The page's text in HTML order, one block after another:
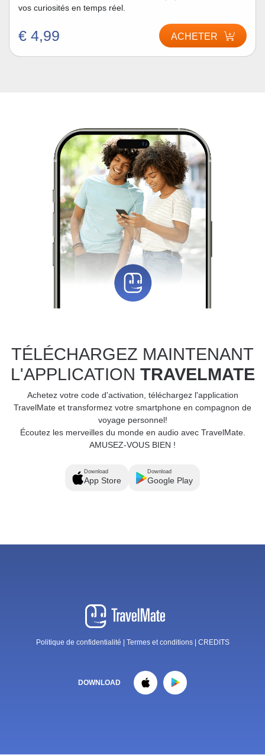
vos curiosités en temps réel.
€ 4,99 ACHETER
TÉLÉCHARGEZ MAINTENANT
L'APPLICATION TRAVELMATE
Achetez votre code d'activation, téléchargez l'application
TravelMate et transformez votre smartphone en compagnon de
voyage personnel!
Écoutez les merveilles du monde en audio avec TravelMate.
AMUSEZ-VOUS BIEN !
Download
App Store
Download
Google Play
Politique de confidentialité Termes et conditions CREDITS
DOWNLOAD